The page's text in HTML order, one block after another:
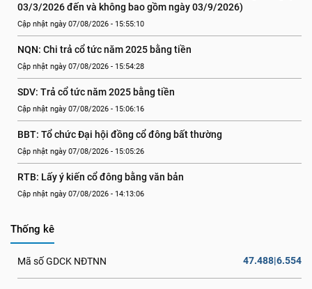
03/3/2026 đến và không bao gồm ngày 03/9/2026)
Cập nhật ngày 07/08/2026 - 15:55:10
NQN: Chi trả cổ tức năm 2025 bằng tiền
Cập nhật ngày 07/08/2026 - 15:54:28
SDV: Trả cổ tức năm 2025 bằng tiền
Cập nhật ngày 07/08/2026 - 15:06:16
BBT: Tổ chức Đại hội đồng cổ đông bất thường
Cập nhật ngày 07/08/2026 - 15:05:26
RTB: Lấy ý kiến cổ đông bằng văn bản
Cập nhật ngày 07/08/2026 - 14:13:06
Thống kê
Mã số GDCK NĐTNN 47.488|6.554